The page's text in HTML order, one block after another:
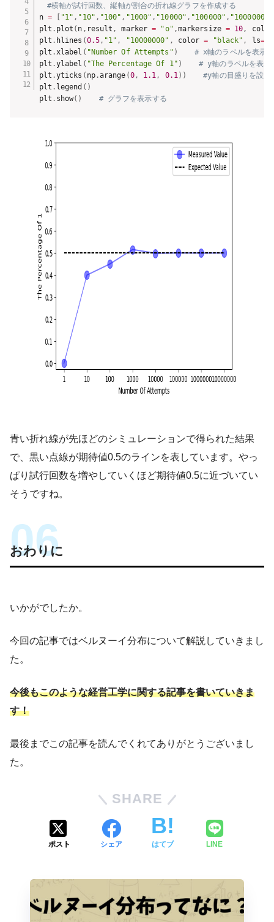
#横軸が試行回数、縦軸が割合の折れ線グラフを作成する
n = [ "1" , "10" , "100" , "1000" , "10000" , "100000" , "1000000"
plt . plot ( n , result , marker = "o" ,markersize = 10 ,
plt . hlines (0.5, "1" , "10000000" , color = "black" , ls=
plt . xlabel ( "Number Of Attempts" )
# x軸のラベルを表示
plt .ylabel ( "The Percentage Of 1" )
# y軸のラベルを表示
plt .yticks ( np.arange (0, 1.1 , 0.1 ) )
#y軸の目盛りを設定
plt . legend ( )
plt . show( ) # グラフを表示する
青い折れ線が先ほどのシミュレーションで得られた結果
で、黒い点線が期待値0.5のラインを表しています。やっ
ぱり試行回数を増やしていくほど期待値0.5に近づいてい
そうですね。
おわりに
いかがでしたか。
今回の記事ではベルヌーイ分布について解説していきまし
た。
今後もこのような経営工学に関する記事を書いていきま
す！
最後までこの記事を読んでくれてありがとうございまし
た。
SHARE
ポスト シェア はてブ LINE